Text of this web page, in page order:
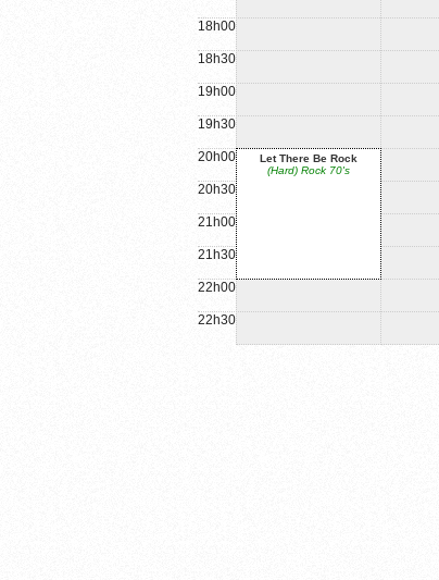
18h00
18h30
19h00
19h30
20h00
20h30
21h00
21h30
22h00
22h30
Let There Be Rock
(Hard) Rock 70's